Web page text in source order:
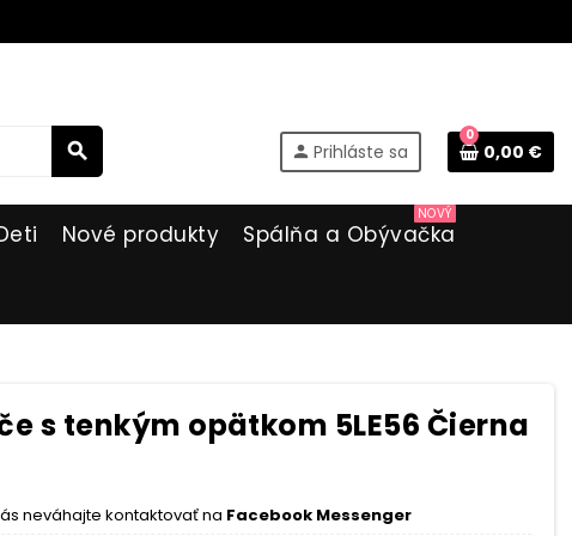
search person Prihláste sa
0
0,00 €
Nové produkty Spálňa a Obývačka
NOVÝ
s tenkým opätkom 5LE56 Čierna
neváhajte kontaktovať na Facebook Messenger